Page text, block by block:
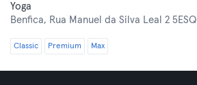
Yoga
Benfica, Rua Manuel da Silva Leal 2 5ESQ
Classic Premium Max